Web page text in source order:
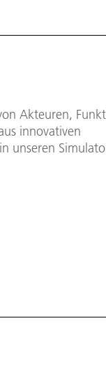
Akteuren,
innovativen
unseren